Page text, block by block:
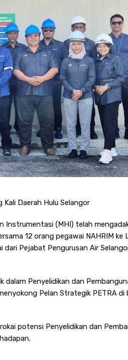
Daerah Hulu Selangor
Instrumentasi (MHI) telah
12 orang pegawai NAHRIM ke
dari Pejabat Pengurusan Air
dalam Penyelidikan dan
Pelan Strategik PETRA di
potensi Penyelidikan dan